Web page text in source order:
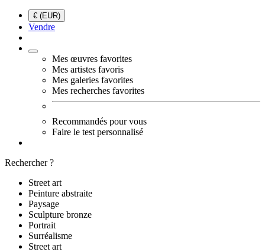
€ (EUR)
Vendre
Mes œuvres favorites
Mes artistes favoris
Mes galeries favorites
Mes recherches favorites
Recommandés pour vous
Faire le test personnalisé
Rechercher ?
Street art
Peinture abstraite
Paysage
Sculpture bronze
Portrait
Surréalisme
Street art